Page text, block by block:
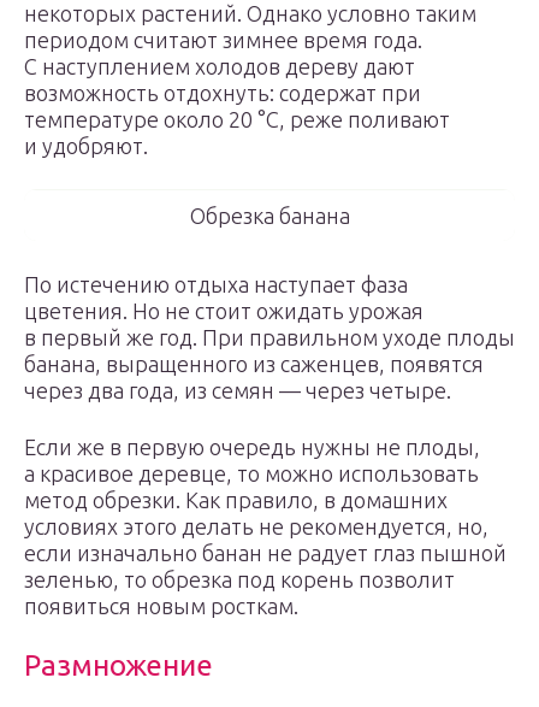
некоторых растений. Однако условно таким
периодом считают зимнее время года.
С наступлением холодов дереву дают
возможность отдохнуть: содержат при
температуре около 20 °C, реже поливают
и удобряют.
Обрезка банана
По истечению отдыха наступает фаза
цветения. Но не стоит ожидать урожая
в первый же год. При правильном уходе плоды
банана, выращенного из саженцев, появятся
через два года, из семян — через четыре.
Если же в первую очередь нужны не плоды,
а красивое деревце, то можно использовать
метод обрезки. Как правило, в домашних
условиях этого делать не рекомендуется, но,
если изначально банан не радует глаз пышной
зеленью, то обрезка под корень позволит
появиться новым росткам.
Размножение